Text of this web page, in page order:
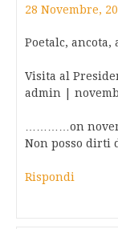
28 Novembre,
Poetalc,
Visita al
admin |
…………on
Non posso dirti
Rispondi